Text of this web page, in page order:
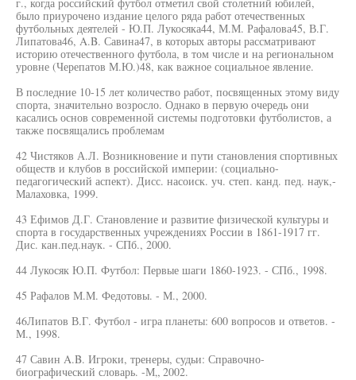
было приурочено издание целого ряда работ отечественных
футбольных деятелей - Ю.П. Лукосяка44, М.М. Рафалова45, В.Г.
Липатова46, A.B. Савина47, в которых авторы рассматривают
историю отечественного футбола, в том числе и на региональном
уровне (Черепатов М.Ю.)48, как важное социальное явление.
В последние 10-15 лет количество работ, посвященных этому виду
спорта, значительно возросло. Однако в первую очередь они
касались основ современной системы подготовки футболистов, а
также посвящались проблемам
42 Чистяков А.Л. Возникновение и пути становления спортивных
обществ и клубов в российской империи: (социально-
педагогический аспект). Дисс. насоиск. уч. степ. канд. пед. наук,-
Малаховка, 1999.
43 Ефимов Д.Г. Становление и развитие физической культуры и
спорта в государственных учреждениях России в 1861-1917 гг.
Дис. кан.пед.наук. - СПб., 2000.
44 Лукосяк Ю.П. Футбол: Первые шаги 1860-1923. - СПб., 1998.
45 Рафалов М.М. Федотовы. - М., 2000.
46Липатов В.Г. Футбол - игра планеты: 600 вопросов и ответов. -
М., 1998.
47 Савин A.B. Игроки, тренеры, судьи: Справочно-
биографический словарь. -М„ 2002.